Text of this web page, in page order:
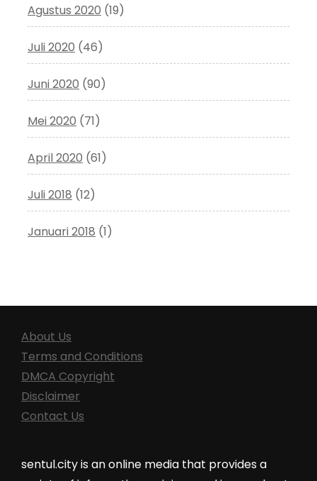
Agustus 2020 (19)
Juli 2020 (46)
Juni 2020 (90)
Mei 2020 (71)
April 2020 (61)
Juli 2018 (12)
Januari 2018 (1)
About Us
Terms and Conditions
DMCA Copyright
Disclaimer
Contact Us
sentul.city is an online media that provides a